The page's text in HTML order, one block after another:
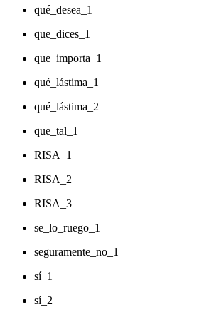
qué_desea_1
que_dices_1
que_importa_1
qué_lástima_1
qué_lástima_2
que_tal_1
RISA_1
RISA_2
RISA_3
se_lo_ruego_1
seguramente_no_1
sí_1
sí_2